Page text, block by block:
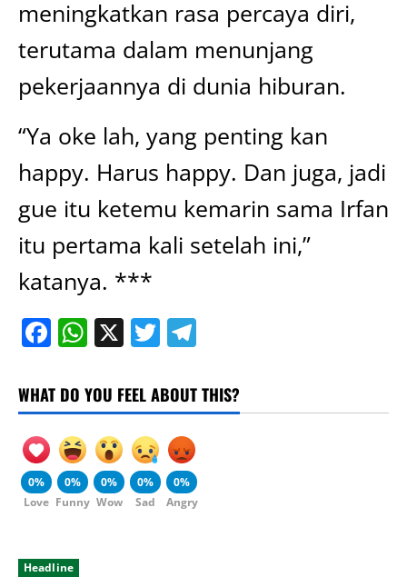
meningkatkan rasa percaya diri,
terutama dalam menunjang
pekerjaannya di dunia hiburan.
“Ya oke lah, yang penting kan
happy. Harus happy. Dan juga, jadi
gue itu ketemu kemarin sama Irfan
itu pertama kali setelah ini,”
katanya. ***
Facebook
WhatsApp
X Twitter
WHAT DO YOU FEEL ABOUT THIS?
0%
Love
0%
Funny
0%
Wow
0%
Sad
0%
Angry
Headline